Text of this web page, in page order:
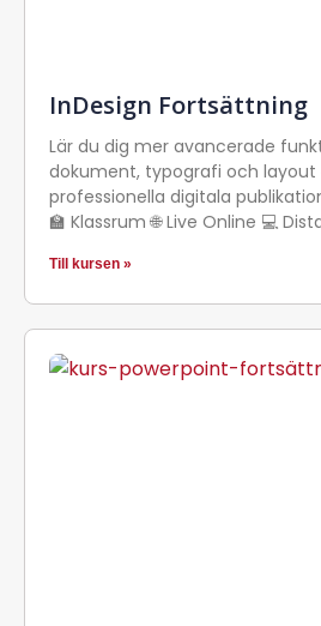
InDesign Fortsättning
Lär du dig mer avancerade
dokument, typografi och layout
professionella digitala
🏫 Klassrum 🌐 Live Online 💻
Till kursen »